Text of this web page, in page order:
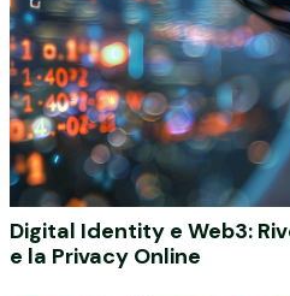
Digital Identity e Web3:
e la Privacy Online